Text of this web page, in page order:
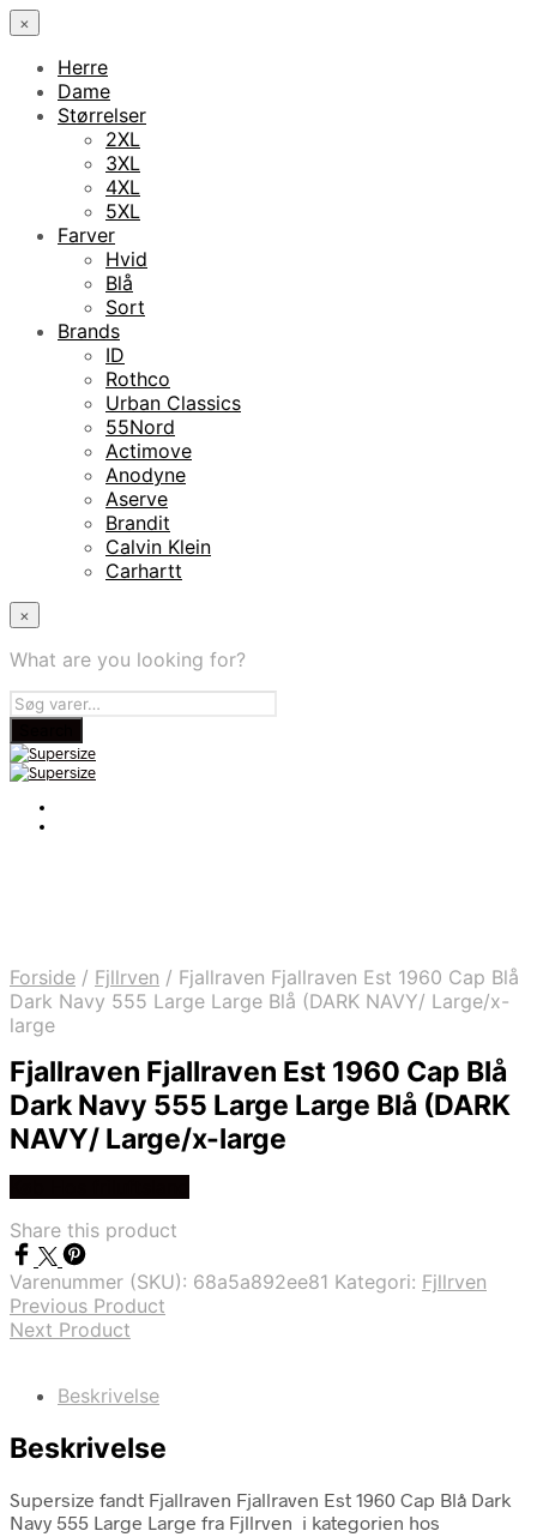
×
Herre
Dame
Størrelser
2XL
3XL
4XL
5XL
Farver
Hvid
Blå
Sort
Brands
ID
Rothco
Urban Classics
55Nord
Actimove
Anodyne
Aserve
Brandit
Calvin Klein
Carhartt
×
What are you looking for?
Forside / Fjllrven / Fjallraven Fjallraven Est 1960 Cap Blå
Dark Navy 555 Large Large Blå (DARK NAVY/ Large/x-
large
Fjallraven Fjallraven Est 1960 Cap Blå
Dark Navy 555 Large Large Blå (DARK
NAVY/ Large/x-large
Share this product
Varenummer (SKU): 68a5a892ee81 Kategori: Fjllrven
Previous Product
Next Product
Beskrivelse
Beskrivelse
Supersize fandt Fjallraven Fjallraven Est 1960 Cap Blå Dark
Navy 555 Large Large fra Fjllrven i kategorien hos